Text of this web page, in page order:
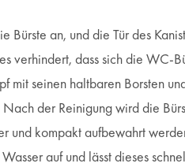
Bürste an, und die Tür des
verhindert, dass sich die WC-
mit seinen haltbaren Borsten
der Reinigung wird die
und kompakt aufbewahrt
auf und lässt dieses